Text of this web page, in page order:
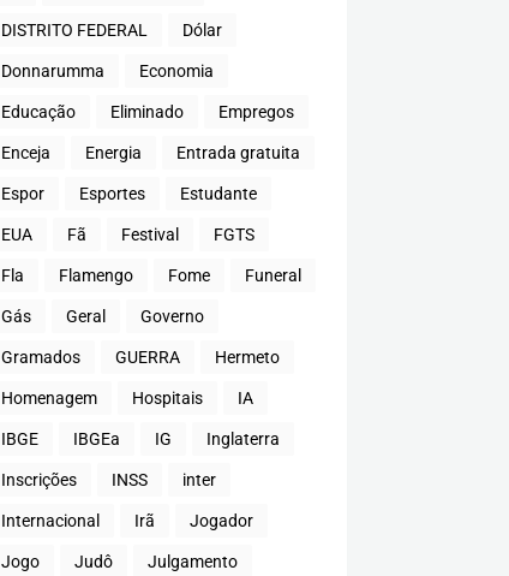
DISTRITO FEDERAL Dólar
Donnarumma Economia
Educação Eliminado Empregos
Enceja Energia Entrada gratuita
Espor Esportes Estudante
EUA Fã Festival FGTS
Fla Flamengo Fome Funeral
Gás Geral Governo
Gramados GUERRA Hermeto
Homenagem Hospitais IA
IBGE IBGEa IG Inglaterra
Inscrições INSS inter
Internacional Irã Jogador
Jogo Judô Julgamento